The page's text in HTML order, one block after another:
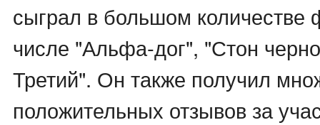
сыграл в большом количестве
числе "Альфа-дог", "Стон
Третий". Он также получил
положительных отзывов за